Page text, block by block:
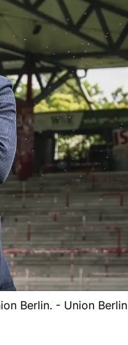
Berlin. - Union Berlin